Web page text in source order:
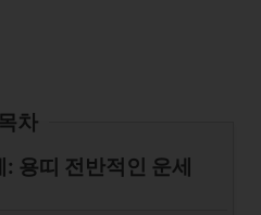
차
용띠 전반적인 운세